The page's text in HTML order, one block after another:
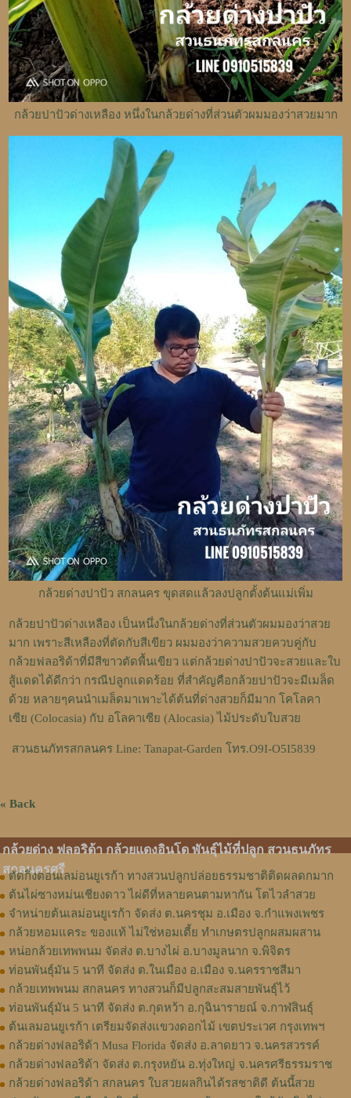
กล้วยปาปัวด่างเหลือง หนึ่งในกล้วยด่างที่ส่วนตัวผมมองว่าสวยมาก
กล้วยด่างปาปัว สกลนคร ขุดสดแล้วลงปลูกตั้งต้นแม่เพิ่ม
กล้วยปาปัวด่างเหลือง เป็นหนึ่งในกล้วยด่างที่ส่วนตัวผมมองว่าสวย
มาก เพราะสีเหลืองที่ตัดกับสีเขียว ผมมองว่าความสวยควบคู่กับ
กล้วยฟลอริด้าที่มีสีขาวตัดพื้นเขียว แต่กล้วยด่างปาปัวจะสวยและใบ
สู้แดดได้ดีกว่า กรณีปลูกแดดร้อย ที่สำคัญคือกล้วยปาปัวจะมีเมล็ด
ด้วย หลายๆคนนำเมล็ดมาเพาะได้ต้นที่ด่างสวยก็มีมาก โคโลคา
เซีย (Colocasia) กับ อโลคาเซีย (Alocasia) ไม้ประดับใบสวย
สวนธนภัทรสกลนคร Line: Tanapat-Garden โทร.O9I-O5I5839
« Back
กล้วยด่าง ฟลอริด้า กล้วยแดงอินโด พันธุ์ไม้ที่ปลูก สวนธนภัทร
สกลนครศรี
ตัดกิ่งตอนเลม่อนยูเรก้า ทางสวนปลูกปล่อยธรรมชาติติดผลดกมาก
ต้นไผ่ซางหม่นเชียงดาว ไผ่ดีที่หลายคนตามหากัน โตไวลำสวย
จำหน่ายต้นเลม่อนยูเรก้า จัดส่ง ต.นครชุม อ.เมือง จ.กําแพงเพชร
กล้วยหอมแคระ ของแท้ ไม่ใช่หอมเตี้ย ทำเกษตรปลูกผสมผสาน
หน่อกล้วยเทพพนม จัดส่ง ต.บางไผ่ อ.บางมูลนาก จ.พิจิตร
ท่อนพันธุ์มัน 5 นาที จัดส่ง ต.ในเมือง อ.เมือง จ.นครราชสีมา
กล้วยเทพพนม สกลนคร ทางสวนก็มีปลูกสะสมสายพันธุ์ไว้
ท่อนพันธุ์มัน 5 นาที จัดส่ง ต.กุดหว้า อ.กุฉินารายณ์ จ.กาฬสินธุ์
ต้นเลมอนยูเรก้า เตรียมจัดส่งแขวงดอกไม้ เขตประเวศ กรุงเทพฯ
กล้วยด่างฟลอริด้า Musa Florida จัดส่ง อ.ลาดยาว จ.นครสวรรค์
กล้วยด่างฟลอริด้า จัดส่ง ต.กรุงหยัน อ.ทุ่งใหญ่ จ.นครศรีธรรมราช
กล้วยด่างฟลอริด้า สกลนคร ใบสวยผลกินได้รสชาติดี ต้นนี้สวย